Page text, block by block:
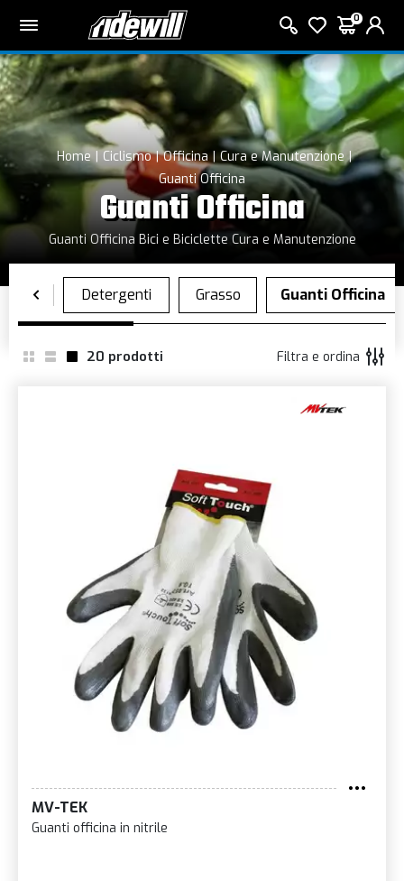
0
Home Ciclismo Officina
Cura e Manutenzione
Guanti Officina
Guanti Officina
Guanti Officina Bici e Biciclette Cura e Manutenzione
20 prodotti Filtra e ordina
MV-TEK
Guanti officina in nitrile